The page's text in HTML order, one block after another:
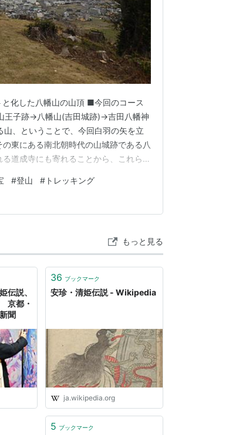
化した八幡山の山頂 ■今回のコース
子跡→八幡山(吉田城跡)→吉田八幡神
、ということで、今回白羽の矢を立
東にある南北朝時代の山城跡である八
道成寺にも寄れることから、これらを
の歴史を楽しんできた。 御坊駅の改
出…
#登山 # トレッキング
もっと見る
伝説、
京都・
聞
36 ブックマーク
安珍・清姫伝説 - Wikipedia
ja.wikipedia.org
5 ブックマーク